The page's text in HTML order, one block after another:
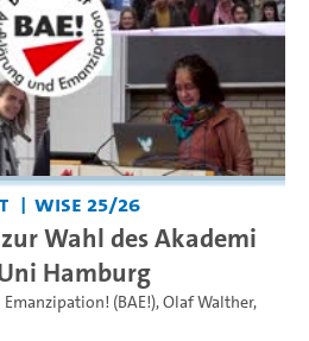
WiSe 25/26
Wahl des Akademi
Hamburg
(BAE!),Olaf Walther,